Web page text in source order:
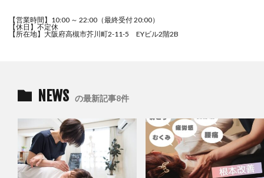
【営業時間】10:00 ～ 22:00（最終受付 20:00）
【休日】不定休
【所在地】大阪府高槻市芥川町2-11-5 EYビル2階2B
NEWS の最新記事8件